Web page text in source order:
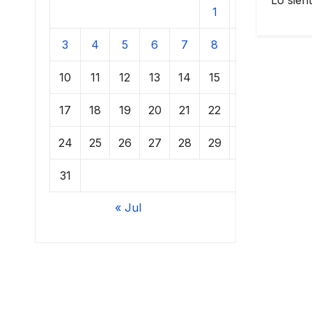
1
3 4 5 6 7 8
10 11 12 13 14 15
17 18 19 20 21 22
24 25 26 27 28 29
31
« Jul